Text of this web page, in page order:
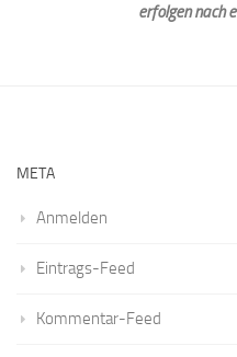
erfolgen nach
META
Anmelden
Eintrags-Feed
Kommentar-Feed